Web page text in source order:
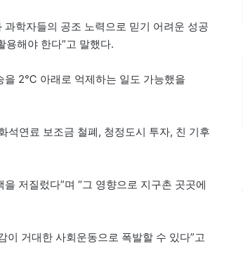
학자들의 공조 노력으로 믿기 어려운 성공
용해야 한다”고 말했다.
을 2℃ 아래로 억제하는 일도 가능했을
석연료 보조금 철폐, 청정도시 투자, 친 기후
저질렀다”며 “그 영향으로 지구촌 곳곳에
이 거대한 사회운동으로 폭발할 수 있다”고